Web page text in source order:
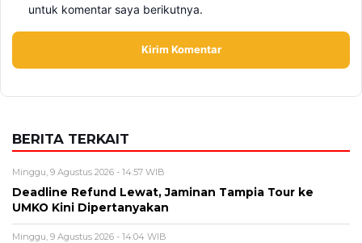
untuk komentar saya berikutnya.
BERITA TERKAIT
Minggu, 9 Agustus 2026 - 14:57 WIB
Deadline Refund Lewat, Jaminan Tampia Tour ke
UMKO Kini Dipertanyakan
Minggu, 9 Agustus 2026 - 14:04 WIB